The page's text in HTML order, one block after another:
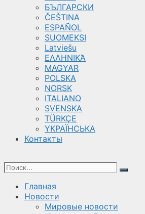
БЪЛГАРСКИ
ČEŠTINA
ESPAÑOL
SUOMEKSI
Latviešu
ΕΛΛΗΝΙΚΆ
MAGYAR
POLSKA
NORSK
ITALIANO
SVENSKA
TÜRKÇE
YКРАЇНСЬКА
Контакты
Главная
Новости
Мировые новости